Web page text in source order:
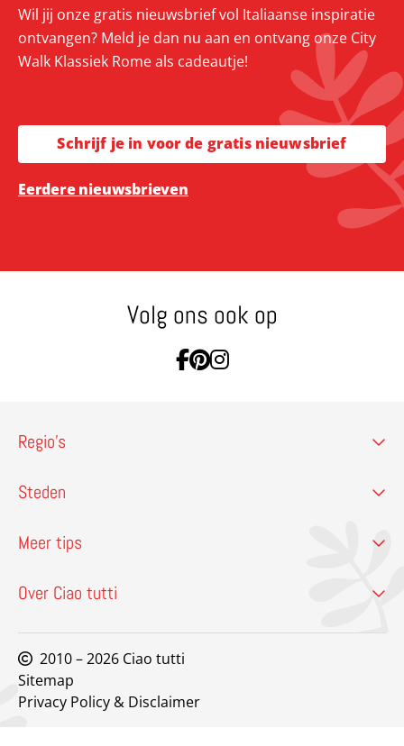
Wil jij onze gratis nieuwsbrief vol Italiaanse inspiratie
ontvangen? Meld je dan nu aan en ontvang onze City
Walk Klassiek Rome als cadeautje!
Schrijf je in voor de gratis nieuwsbrief
Eerdere nieuwsbrieven
Volg ons ook op
Ga naar Facebook
Ga naar Pinterest
Ga naar Instagram
Regio’s
Steden
Meer tips
Over Ciao tutti
2010 – 2026 Ciao tutti
Sitemap
Privacy Policy & Disclaimer